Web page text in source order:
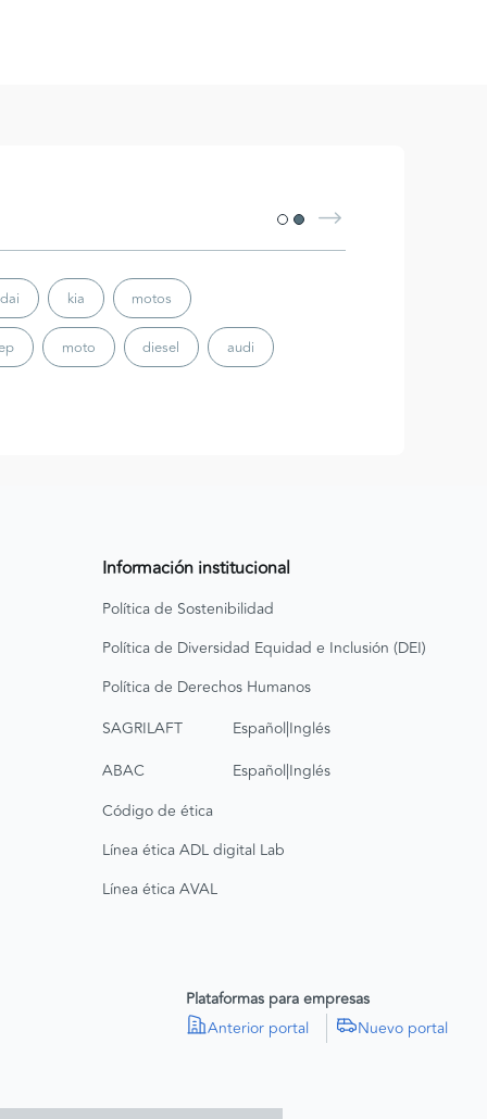
kia motos
moto diesel audi
Información institucional
Política de Sostenibilidad
Política de Diversidad Equidad e Inclusión (DEI)
Política de Derechos Humanos
SAGRILAFT
Español|Inglés
ABAC
Español|Inglés
Código de ética
Línea ética ADL digital Lab
Línea ética AVAL
Plataformas para empresas
Anterior portal
Nuevo portal